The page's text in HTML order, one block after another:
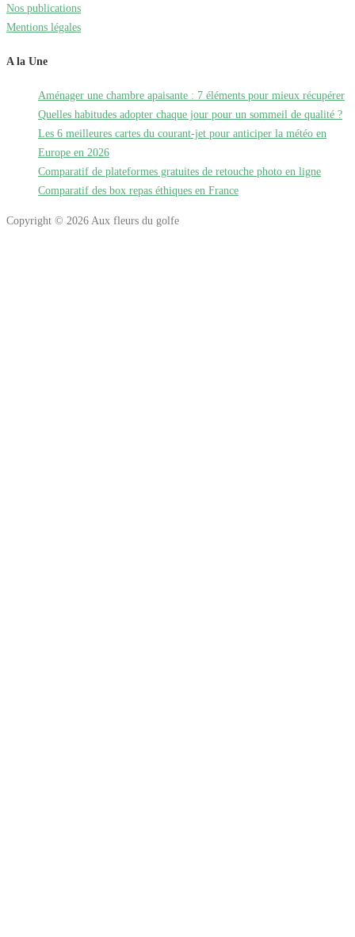
Nos publications
Mentions légales
A la Une
Aménager une chambre apaisante : 7 éléments pour mieux récupérer
Quelles habitudes adopter chaque jour pour un sommeil de qualité ?
Les 6 meilleures cartes du courant-jet pour anticiper la météo en
Europe en 2026
Comparatif de plateformes gratuites de retouche photo en ligne
Comparatif des box repas éthiques en France
Copyright © 2026 Aux fleurs du golfe